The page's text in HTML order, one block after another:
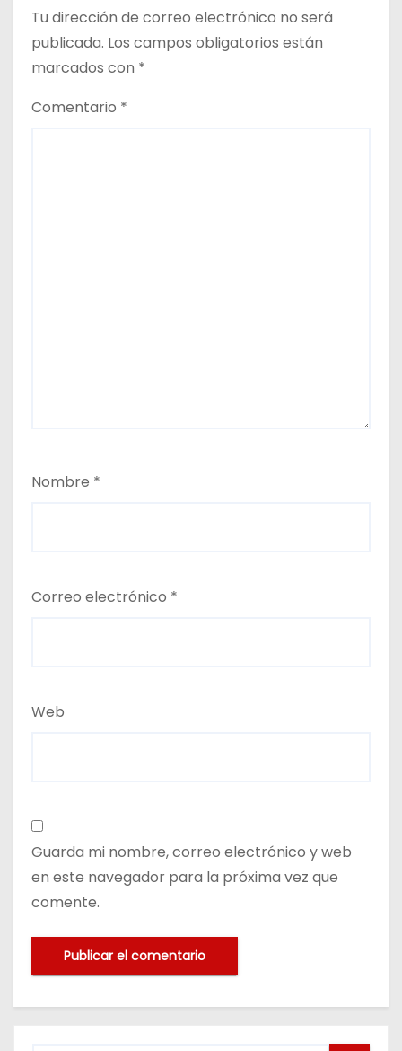
Tu dirección de correo electrónico no será
publicada. Los campos obligatorios están
marcados con *
Comentario *
Nombre *
Correo electrónico *
Web
Guarda mi nombre, correo electrónico y web
en este navegador para la próxima vez que
comente.